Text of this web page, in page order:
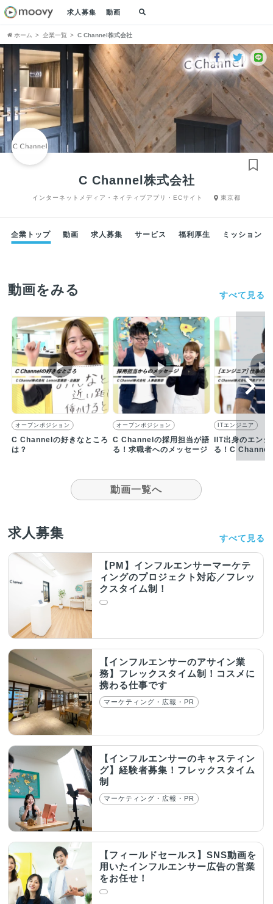
求人募集 動画
ホーム 企業一覧 C Channel株式会社
C Channel株式会社
インターネットメディア・ネイティブアプリ・ECサイト 東京都
企業トップ 動画 求人募集 サービス 福利厚生 ミッション
動画をみる すべて見る
▶︎
オープンポジション
C Channelの好きなところ
は？
▶︎
オープンポジション
C Channelの採用担当が語
る！求職者へのメッセージ
▶︎
ITエンジニア
IIT出身のエン
る！C Channel
ころは？
動画一覧へ
求人募集 すべて見る
【PM】インフルエンサーマーケテ
ィングのプロジェクト対応／フレッ
クスタイム制！
【インフルエンサーのアサイン業
務】フレックスタイム制！コスメに
携わる仕事です
マーケティング・広報・PR
【インフルエンサーのキャスティン
グ】経験者募集！フレックスタイム
制
マーケティング・広報・PR
【フィールドセールス】SNS動画を
用いたインフルエンサー広告の営業
をお任せ！